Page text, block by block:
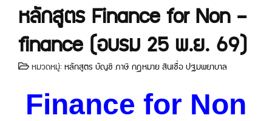
หลักสูตร Finance for Non –
finance (อบรม 25 พ.ย. 69)
หมวดหมู่:หลักสูตร บัญชี ภาษี กฎหมาย สินเชื่อ ปฐมพยาบาล
Finance for Non